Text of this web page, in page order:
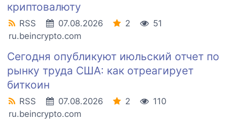
криптовалюту
RSS 07.08.2026 2
51
ru.beincrypto.com
Сегодня опубликуют июльский отчет по
рынку труда США: как отреагирует
биткоин
RSS 07.08.2026 2
110
ru.beincrypto.com